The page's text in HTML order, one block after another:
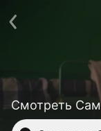
Смотреть
Политика
Ввести промокод